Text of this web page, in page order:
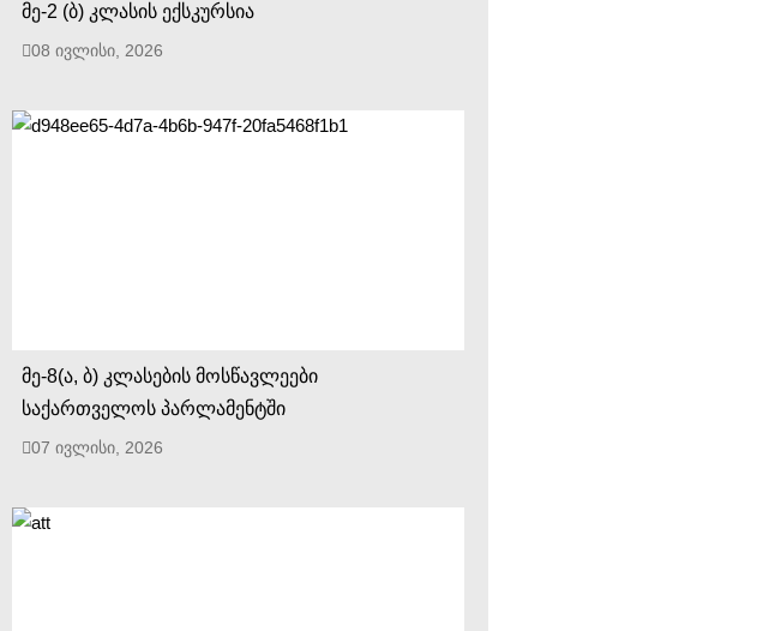
მე-2 (ბ) კლასის ექსკურსია
08 ივლისი, 2026
მე-8(ა, ბ) კლასების მოსწავლეები
საქართველოს პარლამენტში
07 ივლისი, 2026